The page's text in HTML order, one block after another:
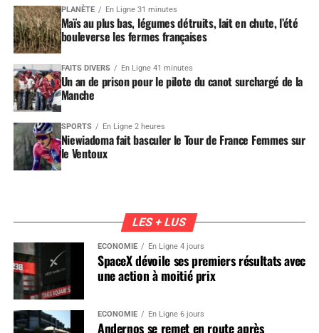
PLANÈTE En Ligne 31 minutes
Maïs au plus bas, légumes détruits, lait en chute, l’été
bouleverse les fermes françaises
FAITS DIVERS En Ligne 41 minutes
Un an de prison pour le pilote du canot surchargé de la
Manche
SPORTS En Ligne 2 heures
Niewiadoma fait basculer le Tour de France Femmes sur
le Ventoux
LES + LUS
ÉCONOMIE En Ligne 4 jours
SpaceX dévoile ses premiers résultats avec
une action à moitié prix
ÉCONOMIE En Ligne 6 jours
Andernos se remet en route après